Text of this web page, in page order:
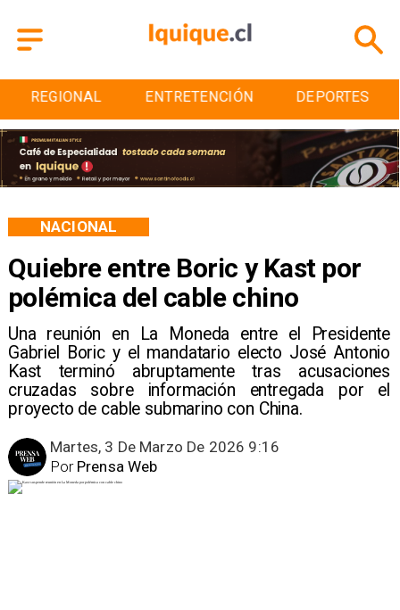
ENTRETENCIÓN DEPORTES CULTURA
Quiebre entre Boric y Kast por
polémica del cable chino
Una reunión en La Moneda entre el Presidente
Gabriel Boric y el mandatario electo José Antonio
Kast terminó abruptamente tras acusaciones
cruzadas sobre información entregada por el
proyecto de cable submarino con China.
NACIONAL
Martes, 3 De Marzo De 2026 9:16
Prensa Web
Por